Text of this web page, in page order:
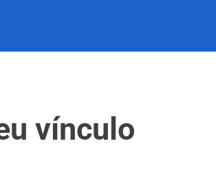
vínculo